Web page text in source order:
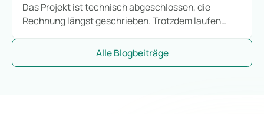
Das Projekt ist technisch abgeschlossen, die
Rechnung längst geschrieben. Trotzdem laufen
Hypercare-Phase, bevor sie zum stillen
Alle Blogbeiträge